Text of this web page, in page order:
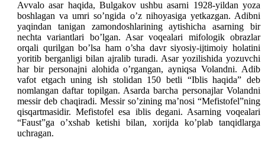
Avvalo asar haqida, Bulgakov ushbu asarni 1928-yildan yoza
boshlagan va umri so’ngida o’z nihoyasiga yetkazgan. Adibni
yaqindan tanigan zamondoshlarining aytishicha asarning bir
nechta variantlari bo’lgan. Asar voqealari mifologik obrazlar
orqali qurilgan bo’lsa ham o’sha davr siyosiy-ijtimoiy holatini
yoritib berganligi bilan ajralib turadi. Asar yozilishida yozuvchi
har bir personajni alohida o’rgangan, ayniqsa Volandni. Adib
vafot etgach uning ish stolidan 150 betli “Iblis haqida” deb
nomlangan daftar topilgan. Asarda barcha personajlar Volandni
messir deb chaqiradi. Messir so’zining ma’nosi “Mefistofel”ning
qisqartmasidir. Mefistofel esa iblis degani. Asarning voqealari
“Faust”ga o’xshab ketishi bilan, xorijda ko’plab tanqidlarga
uchragan.